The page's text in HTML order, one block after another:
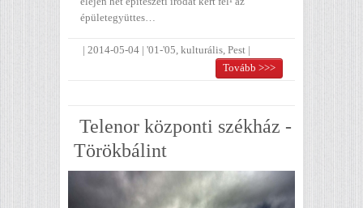
épületegyüttes…
| 2014-05-04 | '01-'05, kulturális, Pest |
Tovább >>>
Telenor központi székház -
Törökbálint